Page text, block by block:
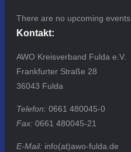
There are no upcoming events.
Kontakt:
AWO Kreisverband Fulda e.V.
Frankfurter Straße 28
36043 Fulda
Telefon: 0661 480045-0
Fax: 0661 480045-21
E-Mail: info(at)awo-fulda.de